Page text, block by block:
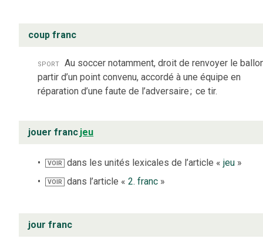
coup franc
sport Au soccer notamment, droit de renvoyer le
partir d’un point convenu, accordé à une équipe en
réparation d’une faute de l’adversaire; ce tir.
jouer franc jeu
VOIR dans les unités lexicales de l’article «jeu »
VOIR dans l’article «2. franc »
jour franc